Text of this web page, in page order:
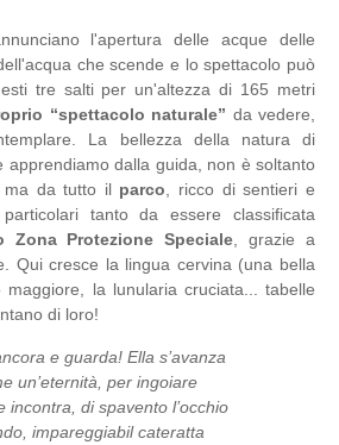
l'apertura delle acque delle
che scende e lo spettacolo può
tre salti per un'altezza di 165 metri
“spettacolo naturale” da vedere,
La bellezza della natura di
apprendiamo dalla guida, non è soltanto
ma da tutto il parco , ricco di sentieri e
tanto da essere classificata
Zona Protezione Speciale , grazie a
Qui cresce la lingua cervina (una bella
maggiore, la lunularia cruciata... tabelle
di loro!
e guarda! Ella s’avanza
un’eternità, per ingoiare
incontra, di spavento l’occhio
impareggiabil cateratta